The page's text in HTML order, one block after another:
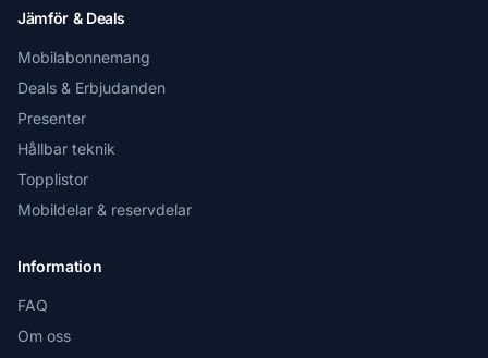
Jämför & Deals
Mobilabonnemang
Deals & Erbjudanden
Presenter
Hållbar teknik
Topplistor
Mobildelar & reservdelar
Information
FAQ
Om oss